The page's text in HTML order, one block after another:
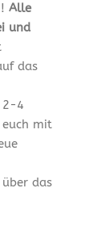
Alle
und
das
2-4
euch mit
das